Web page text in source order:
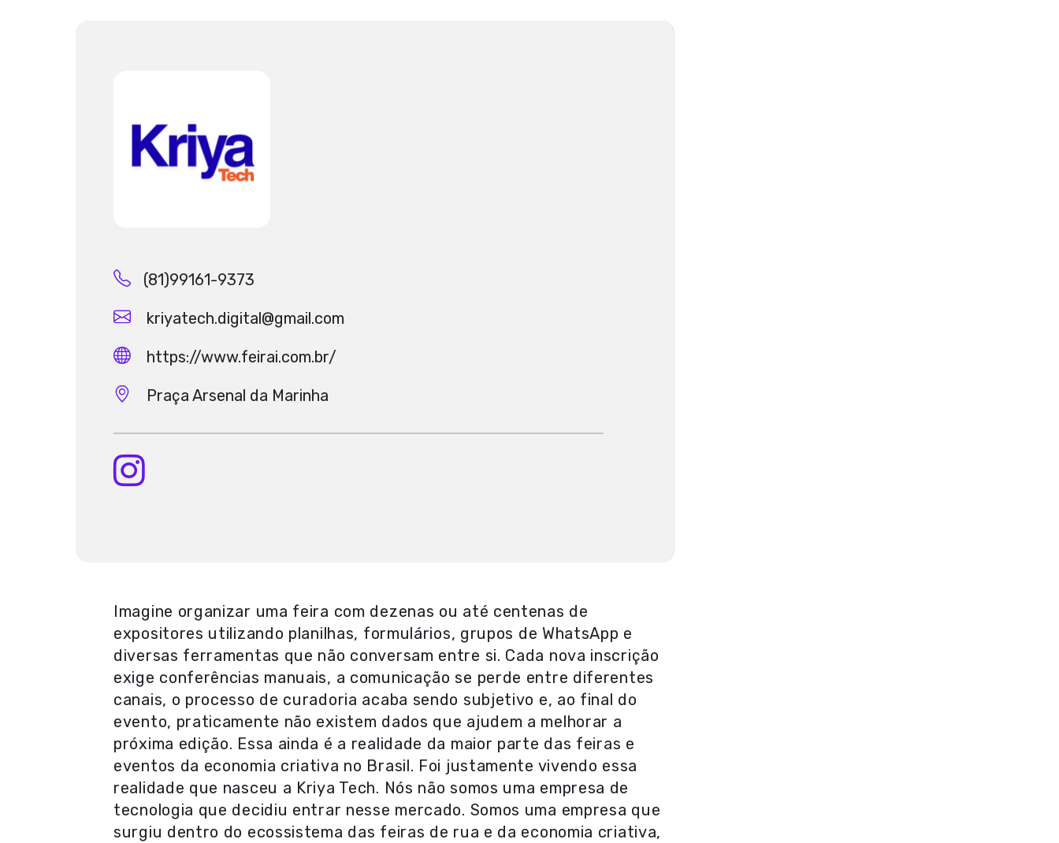
(81)99161-9373
kriyatech.digital@gmail.com
https://www.feirai.com.br/
Praça Arsenal da Marinha
Imagine organizar uma feira com dezenas ou até centenas de
expositores utilizando planilhas, formulários, grupos de WhatsApp e
diversas ferramentas que não conversam entre si. Cada nova inscrição
exige conferências manuais, a comunicação se perde entre diferentes
canais, o processo de curadoria acaba sendo subjetivo e, ao final do
evento, praticamente não existem dados que ajudem a melhorar a
próxima edição. Essa ainda é a realidade da maior parte das feiras e
eventos da economia criativa no Brasil. Foi justamente vivendo essa
realidade que nasceu a Kriya Tech. Nós não somos uma empresa de
tecnologia que decidiu entrar nesse mercado. Somos uma empresa que
surgiu dentro do ecossistema das feiras de rua e da economia criativa,